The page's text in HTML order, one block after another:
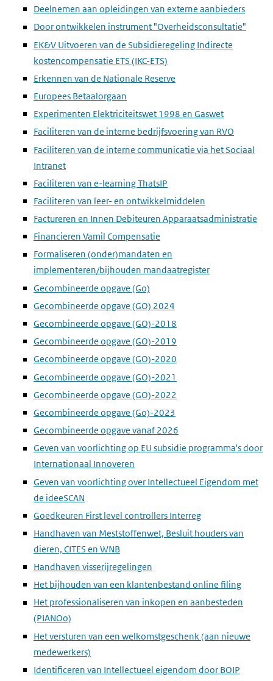
Deelnemen aan opleidingen van externe aanbieders
Door ontwikkelen instrument "Overheidsconsultatie"
EK&V Uitvoeren van de Subsidieregeling Indirecte
kostencompensatie ETS (IKC-ETS)
Erkennen van de Nationale Reserve
Europees Betaalorgaan
Experimenten Elektriciteitswet 1998 en Gaswet
Faciliteren van de interne bedrijfsvoering van RVO
Faciliteren van de interne communicatie via het Sociaal
Intranet
Faciliteren van e-learning ThatsIP
Faciliteren van leer- en ontwikkelmiddelen
Factureren en Innen Debiteuren Apparaatsadministratie
Financieren Vamil Compensatie
Formaliseren (onder)mandaten en
implementeren/bijhouden mandaatregister
Gecombineerde opgave (Go)
Gecombineerde opgave (GO) 2024
Gecombineerde opgave (GO)-2018
Gecombineerde opgave (GO)-2019
Gecombineerde opgave (GO)-2020
Gecombineerde opgave (GO)-2021
Gecombineerde opgave (GO)-2022
Gecombineerde opgave (Go)-2023
Gecombineerde opgave vanaf 2026
Geven van voorlichting op EU subsidie programma's door
Internationaal Innoveren
Geven van voorlichting over Intellectueel Eigendom met
de ideeSCAN
Goedkeuren First level controllers Interreg
Handhaven van Meststoffenwet, Besluit houders van
dieren, CITES en WNB
Handhaven visserijregelingen
Het bijhouden van een klantenbestand online filing
Het professionaliseren van inkopen en aanbesteden
(PIANOo)
Het versturen van een welkomstgeschenk (aan nieuwe
medewerkers)
Identificeren van Intellectueel eigendom door BOIP